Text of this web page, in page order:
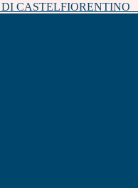
CASTELFIORENTINO